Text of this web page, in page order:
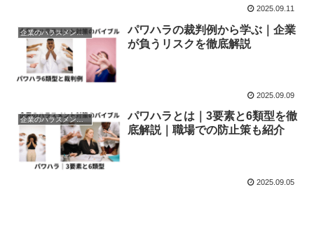
2025.09.11
企業のハラスメント防止
パワハラの裁判例から学ぶ｜企業
が負うリスクを徹底解説
2025.09.09
企業のハラスメント防止
パワハラとは｜3要素と6類型を徹
底解説｜職場での防止策も紹介
2025.09.05